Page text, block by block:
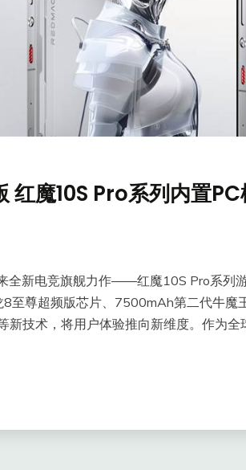
红魔10S Pro系列内置
新电竞旗舰力作——红魔10S Pro系列游
8至尊超频版芯片、7500mAh第二代牛
新技术，将用户体验推向新维度。作为